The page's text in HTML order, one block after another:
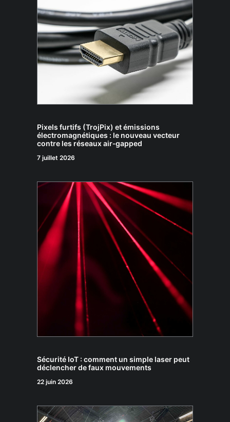
Pixels furtifs (TrojPix) et émissions
électromagnétiques : le nouveau vecteur
contre les réseaux air‑gapped
7 juillet 2026
Sécurité IoT : comment un simple laser peut
déclencher de faux mouvements
22 juin 2026